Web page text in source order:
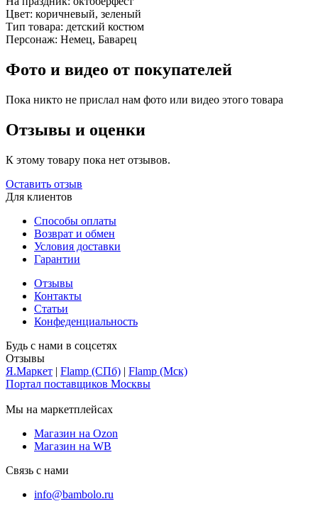
Цвет: коричневый, зеленый
Тип товара: детский костюм
Персонаж: Немец, Баварец
Фото и видео от покупателей
Пока никто не прислал нам фото или видео этого товара
Отзывы и оценки
К этому товару пока нет отзывов.
Оставить отзыв
Для клиентов
Способы оплаты
Возврат и обмен
Условия доставки
Гарантии
Отзывы
Контакты
Статьи
Конфеденциальность
Будь с нами в соцсетях
Отзывы
Я.Маркет | Flamp (СПб) | Flamp (Мск)
Портал поставщиков Москвы
Мы на маркетплейсах
Магазин на Ozon
Магазин на WB
Связь с нами
info@bambolo.ru